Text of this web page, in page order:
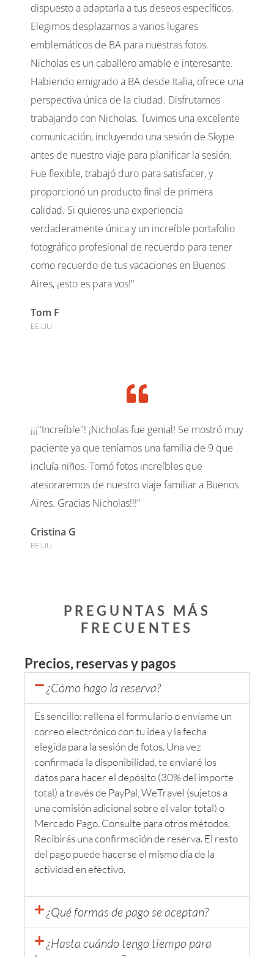
dispuesto a adaptarla a tus deseos específicos.
Elegimos desplazarnos a varios lugares
emblemáticos de BA para nuestras fotos.
Nicholas es un caballero amable e interesante.
Habiendo emigrado a BA desde Italia, ofrece una
perspectiva única de la ciudad. Disfrutamos
trabajando con Nicholas. Tuvimos una excelente
comunicación, incluyendo una sesión de Skype
antes de nuestro viaje para planificar la sesión.
Fue flexible, trabajó duro para satisfacer, y
proporcionó un producto final de primera
calidad. Si quieres una experiencia
verdaderamente única y un increíble portafolio
fotográfico profesional de recuerdo para tener
como recuerdo de tus vacaciones en Buenos
Aires, ¡esto es para vos!"
Tom F
EE.UU
¡¡¡"Increíble"! ¡Nicholas fue genial! Se mostró muy
paciente ya que teníamos una familia de 9 que
incluía niños. Tomó fotos increíbles que
atesoraremos de nuestro viaje familiar a Buenos
Aires. Gracias Nicholas!!!"
Cristina G
EE.UU
PREGUNTAS MÁS
FRECUENTES
Precios, reservas y pagos
¿Cómo hago la reserva?
Es sencillo: rellena el formulario o envíame un
correo electrónico con tu idea y la fecha
elegida para la sesión de fotos. Una vez
confirmada la disponibilidad, te enviaré los
datos para hacer el depósito (30% del importe
total) a través de PayPal, WeTravel (sujetos a
una comisión adicional sobre el valor total) o
Mercado Pago. Consulte para otros métodos.
Recibirás una confirmación de reserva. El resto
del pago puede hacerse el mismo día de la
actividad en efectivo.
¿Qué formas de pago se aceptan?
¿Hasta cuándo tengo tiempo para